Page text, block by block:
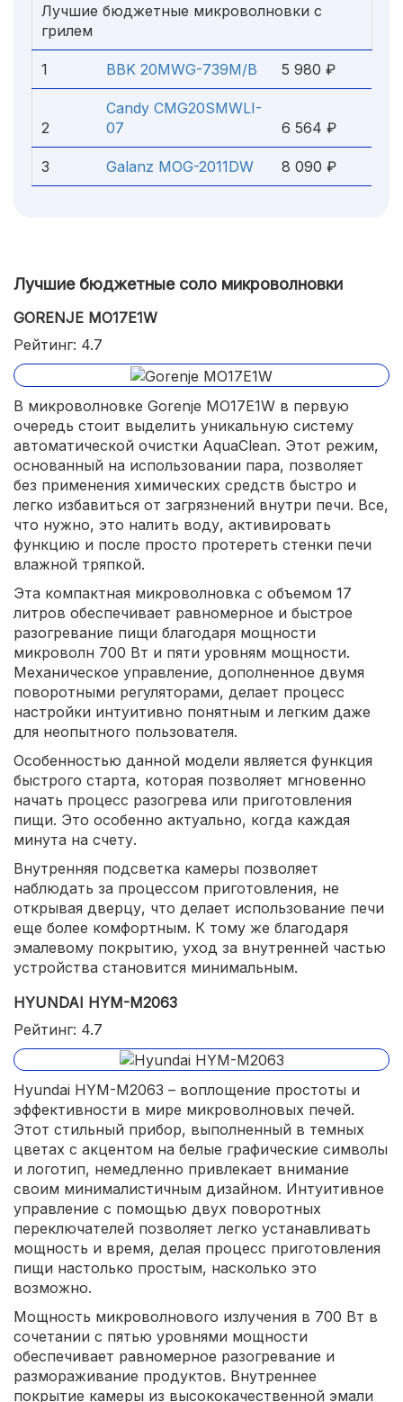
Лучшие бюджетные микроволновки с
грилем
1 BBK 20MWG-739M/B 5 980 ₽
2
Candy CMG20SMWLI-
07
6 564 ₽
3 Galanz MOG-2011DW 8 090 ₽
Лучшие бюджетные соло микроволновки
GORENJE MO17E1W
Рейтинг: 4.7
В микроволновке Gorenje MO17E1W в первую
очередь стоит выделить уникальную систему
автоматической очистки AquaClean. Этот режим,
основанный на использовании пара, позволяет
без применения химических средств быстро и
легко избавиться от загрязнений внутри печи. Все,
что нужно, это налить воду, активировать
функцию и после просто протереть стенки печи
влажной тряпкой.
Эта компактная микроволновка с объемом 17
литров обеспечивает равномерное и быстрое
разогревание пищи благодаря мощности
микроволн 700 Вт и пяти уровням мощности.
Механическое управление, дополненное двумя
поворотными регуляторами, делает процесс
настройки интуитивно понятным и легким даже
для неопытного пользователя.
Особенностью данной модели является функция
быстрого старта, которая позволяет мгновенно
начать процесс разогрева или приготовления
пищи. Это особенно актуально, когда каждая
минута на счету.
Внутренняя подсветка камеры позволяет
наблюдать за процессом приготовления, не
открывая дверцу, что делает использование печи
еще более комфортным. К тому же благодаря
эмалевому покрытию, уход за внутренней частью
устройства становится минимальным.
HYUNDAI HYM-M2063
Рейтинг: 4.7
Hyundai HYM-M2063 – воплощение простоты и
эффективности в мире микроволновых печей.
Этот стильный прибор, выполненный в темных
цветах с акцентом на белые графические символы
и логотип, немедленно привлекает внимание
своим минималистичным дизайном. Интуитивное
управление с помощью двух поворотных
переключателей позволяет легко устанавливать
мощность и время, делая процесс приготовления
пищи настолько простым, насколько это
возможно.
Мощность микроволнового излучения в 700 Вт в
сочетании с пятью уровнями мощности
обеспечивает равномерное разогревание и
размораживание продуктов. Внутреннее
покрытие камеры из высококачественной эмали